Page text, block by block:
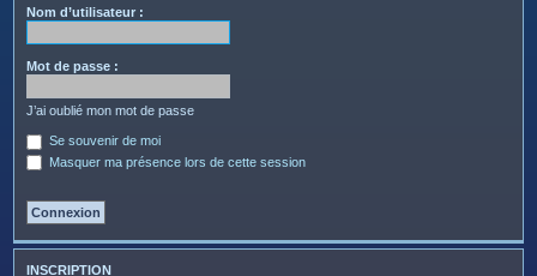
Nom d’utilisateur :
Mot de passe :
J’ai oublié mon mot de passe
Se souvenir de moi
Masquer ma présence lors de cette session
INSCRIPTION